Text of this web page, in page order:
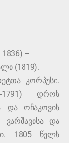
–
(1819).
კორპუსი.
1791) დროს
და ოჩაკოვის
ვარშავისა და
1805 წელს